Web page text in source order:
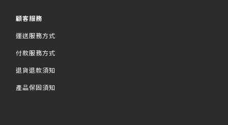
顧客服務
運送服務方式
付款服務方式
退貨退款須知
產品保固須知